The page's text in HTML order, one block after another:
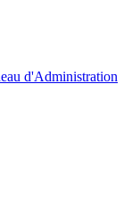
d'Administration